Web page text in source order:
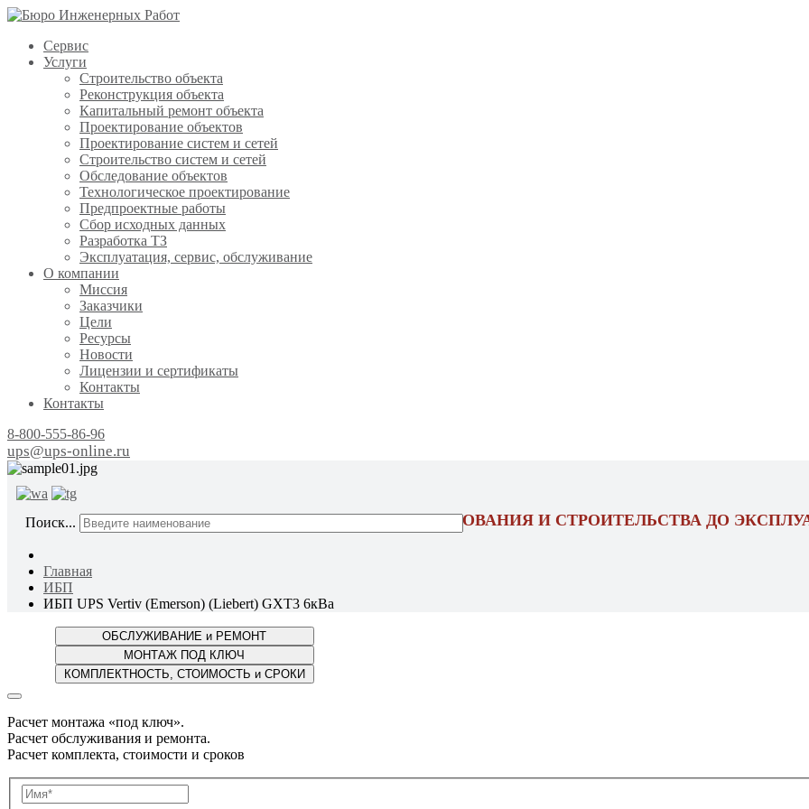
Сервис
Услуги
Строительство объекта
Реконструкция объекта
Капитальный ремонт объекта
Проектирование объектов
Проектирование систем и сетей
Строительство систем и сетей
Обследование объектов
Технологическое проектирование
Предпроектные работы
Сбор исходных данных
Разработка ТЗ
Эксплуатация, сервис, обслуживание
О компании
Миссия
Заказчики
Цели
Ресурсы
Новости
Лицензии и сертификаты
Контакты
Контакты
8-800-555-86-96
ups@ups-online.ru
ОТ ПРОЕКТИРОВАНИЯ И СТРОИТЕЛЬСТВА ДО
Поиск...
Главная
ИБП
ИБП UPS Vertiv (Emerson) (Liebert) GXT3 6кВа
Расчет монтажа «под ключ».
Расчет обслуживания и ремонта.
Расчет комплекта, стоимости и сроков